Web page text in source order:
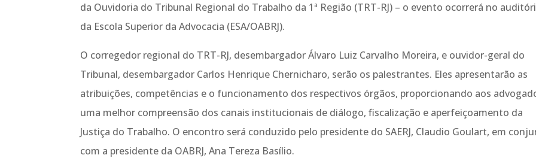
da Ouvidoria do Tribunal Regional do Trabalho da 1ª Região (TRT-RJ) – o evento ocorrerá no
da Escola Superior da Advocacia (ESA/OABRJ).
O corregedor regional do TRT-RJ, desembargador Álvaro Luiz Carvalho Moreira, e ouvidor-geral do
Tribunal, desembargador Carlos Henrique Chernicharo, serão os palestrantes. Eles apresentarão as
atribuições, competências e o funcionamento dos respectivos órgãos, proporcionando aos
uma melhor compreensão dos canais institucionais de diálogo, fiscalização e aperfeiçoamento da
Justiça do Trabalho. O encontro será conduzido pelo presidente do SAERJ, Claudio Goulart, em
com a presidente da OABRJ, Ana Tereza Basílio.